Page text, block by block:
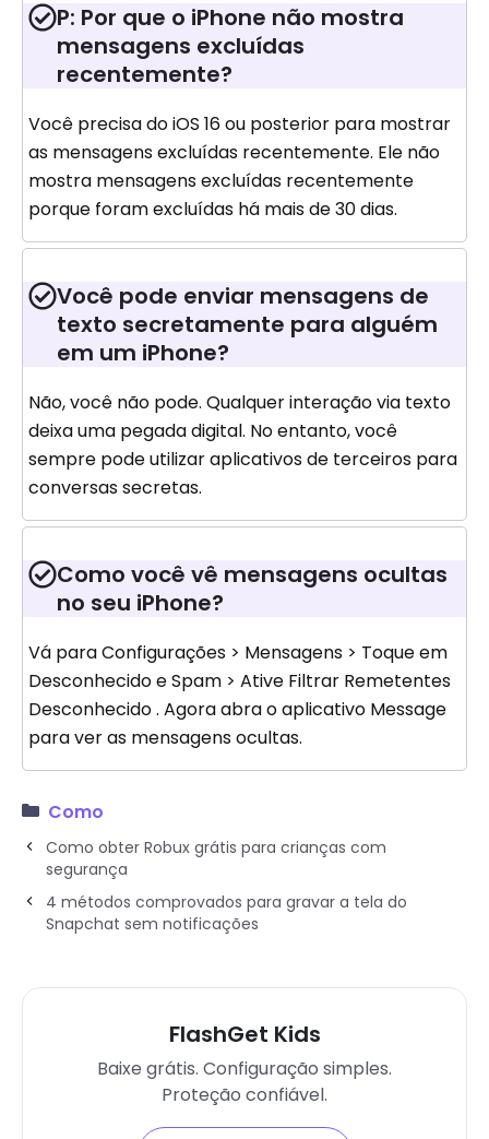
P: Por que o iPhone não mostra
mensagens excluídas
recentemente?
Você precisa do iOS 16 ou posterior para mostrar
as mensagens excluídas recentemente. Ele não
mostra mensagens excluídas recentemente
porque foram excluídas há mais de 30 dias.
Você pode enviar mensagens de
texto secretamente para alguém
em um iPhone?
Não, você não pode. Qualquer interação via texto
deixa uma pegada digital. No entanto, você
sempre pode utilizar aplicativos de terceiros para
conversas secretas.
Como você vê mensagens ocultas
no seu iPhone?
Vá para Configurações > Mensagens > Toque em
Desconhecido e Spam > Ative Filtrar Remetentes
Desconhecido . Agora abra o aplicativo Message
para ver as mensagens ocultas.
Como
Como obter Robux grátis para crianças com
segurança
4 métodos comprovados para gravar a tela do
Snapchat sem notificações
FlashGet Kids
Baixe grátis. Configuração simples.
Proteção confiável.